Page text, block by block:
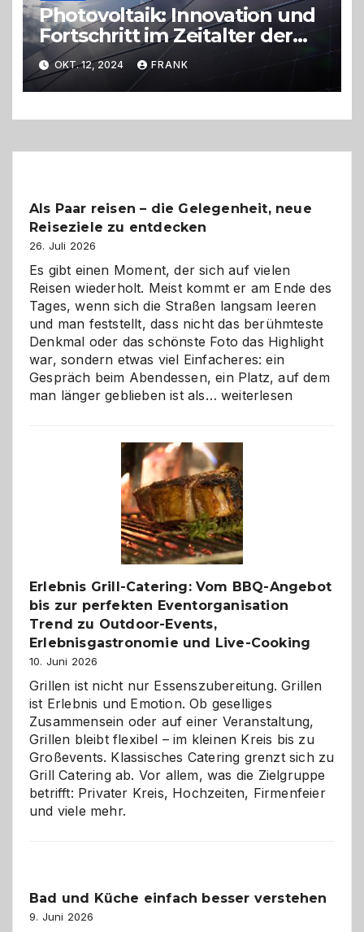
Photovoltaik: Innovation und
Fortschritt im Zeitalter der
Solarenergie
OKT. 12, 2024 FRANK
Als Paar reisen – die Gelegenheit, neue
Reiseziele zu entdecken
26. Juli 2026
Es gibt einen Moment, der sich auf vielen
Reisen wiederholt. Meist kommt er am Ende des
Tages, wenn sich die Straßen langsam leeren
und man feststellt, dass nicht das berühmteste
Denkmal oder das schönste Foto das Highlight
war, sondern etwas viel Einfacheres: ein
Gespräch beim Abendessen, ein Platz, auf dem
man länger geblieben ist als… Als
–
die
Gelegenheit,
neue
Reiseziele
zu
entdecken
weiterlesen
Erlebnis Grill-Catering: Vom BBQ-Angebot
bis zur perfekten Eventorganisation
Trend zu Outdoor-Events,
Erlebnisgastronomie und Live-Cooking
10. Juni 2026
Grillen ist nicht nur Essenszubereitung. Grillen
ist Erlebnis und Emotion. Ob geselliges
Zusammensein oder auf einer Veranstaltung,
Grillen bleibt flexibel – im kleinen Kreis bis zu
Großevents. Klassisches Catering grenzt sich zu
Grill Catering ab. Vor allem, was die Zielgruppe
betrifft: Privater Kreis, Hochzeiten, Firmenfeier
und viele mehr.
Bad und Küche einfach besser verstehen
9. Juni 2026